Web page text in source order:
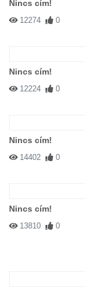
Nincs cím!
12274 0
Nincs cím!
12224 0
Nincs cím!
14402 0
Nincs cím!
13810 0